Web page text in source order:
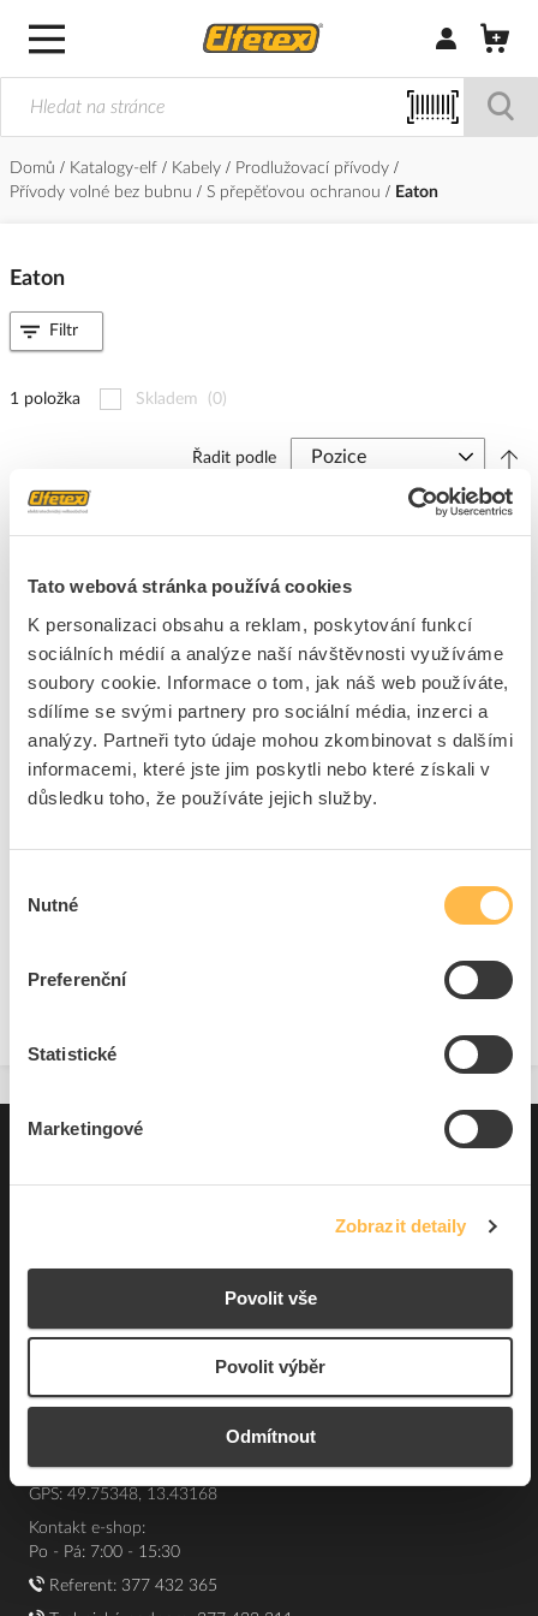
Tato webová stránka používá cookies
K personalizaci obsahu a reklam, poskytování funkcí
sociálních médií a analýze naší návštěvnosti využíváme
soubory cookie. Informace o tom, jak náš web používáte,
sdílíme se svými partnery pro sociální média, inzerci a
analýzy. Partneři tyto údaje mohou zkombinovat s dalšími
informacemi, které jste jim poskytli nebo které získali v
důsledku toho, že používáte jejich služby.
souhlasu
Nutné
Preferenční
Statistické
Marketingové
Zobrazit detaily
Povolit vše
Povolit výběr
Odmítnout
Přihlásit/
Domů Katalogy-elf Kabely
Prodlužovací přívody
Přívody volné bez bubnu
S přepěťovou ochranou Eaton
Eaton
1 položka Skladem (0)
Řadit podle
EATON Přívod prodlužovací 1m 6zásuvka
černá
Kód ELFETEX
10.587.645
3553340667282
Kód výrobce
PS6F
Značka
EATON
Přidat k porovnání
K objednání
15dní
Zobrazit
Filtr
Elfetex, spol. s r.o.
Česká republika
GPS: 49.75348, 13.43168
Kontakt e-shop:
Po - Pá: 7:00 - 15:30
Referent: 377 432 365